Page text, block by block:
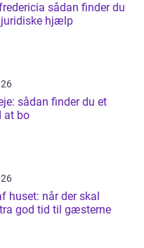
sådan finder du
juridiske hjælp
sådan finder du et
at bo
huset: når der skal
god tid til gæsterne